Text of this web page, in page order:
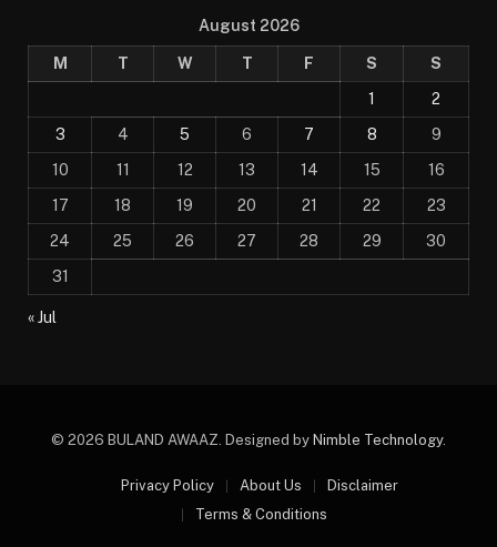
August 2026
M T W T F S
S
1
2
3
4 5 6 7 8
9
10
11 12 13 14 15
16
17
18 19 20 21 22
23
24
25 26 27 28 29
30
31
« Jul
© 2026 BULAND AWAAZ. Designed by Nimble Technology.
Privacy Policy About Us
Disclaimer
Terms & Conditions